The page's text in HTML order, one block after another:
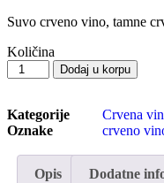
Suvo crveno vino, tamne
Količina
Dodaj u korpu
Kategorije Crvena
Oznake
crveno
Opis Dodatne